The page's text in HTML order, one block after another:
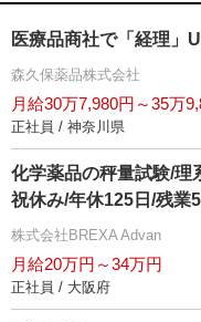
医療品商社で「経理」
森久保薬品株式会社
月給30万7,980円～35万
正社員 / 神奈川県
化学薬品の秤量試験/理
祝休み/年休125日/残業
株式会社BREXA Advan
月給20万円～34万円
正社員 / 大阪府